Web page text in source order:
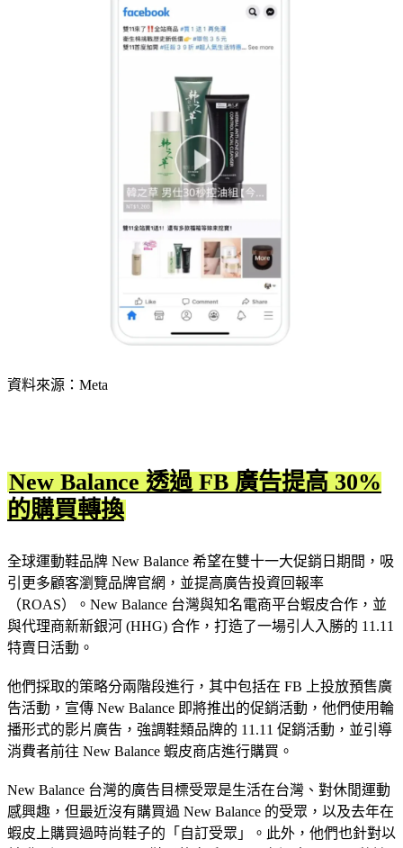
資料來源：Meta
New Balance 透過 FB 廣告提高 30%
的購買轉換
全球運動鞋品牌 New Balance 希望在雙十一大促銷日期間，吸
引更多顧客瀏覽品牌官網，並提高廣告投資回報率
（ROAS）。New Balance 台灣與知名電商平台蝦皮合作，並
與代理商新新銀河 (HHG) 合作，打造了一場引人入勝的 11.11
特賣日活動。
他們採取的策略分兩階段進行，其中包括在 FB 上投放預售廣
告活動，宣傳 New Balance 即將推出的促銷活動，他們使用輪
播形式的影片廣告，強調鞋類品牌的 11.11 促銷活動，並引導
消費者前往 New Balance 蝦皮商店進行購買。
New Balance 台灣的廣告目標受眾是生活在台灣、對休閒運動
感興趣，但最近沒有購買過 New Balance 的受眾，以及去年在
蝦皮上購買過時尚鞋子的「自訂受眾」。此外，他們也針對以